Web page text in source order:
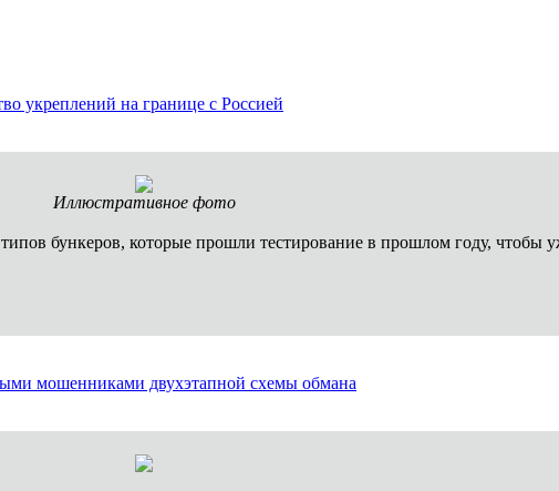
укреплений на границе с Россией
Иллюстративное фото
бункеров, которые прошли тестирование в прошлом году, чтобы
мошенниками двухэтапной схемы обмана